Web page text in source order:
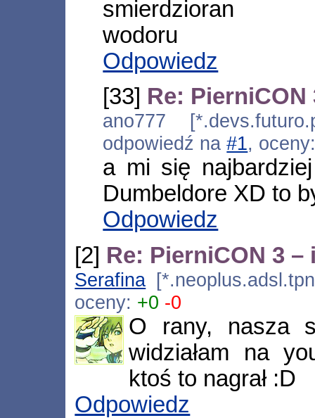
smierdzioran
wodoru
Odpowiedz
[33] Re:
ano777
odpowiedź na#1,
a mi się
Dumbeldore XD to
Odpowiedz
[2] Re: PierniCON 3 –
Serafina
oceny: +0 -0
O rany, nasza
widziałam na
ktoś to nagrał :D
Odpowiedz